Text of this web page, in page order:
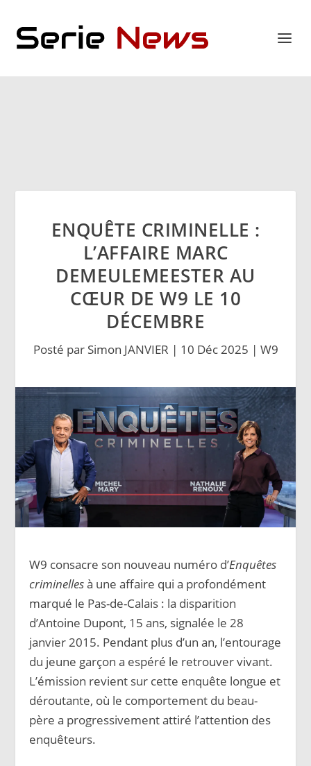
ENQUÊTE CRIMINELLE :
L’AFFAIRE MARC
DEMEULEMEESTER AU
CŒUR DE W9 LE 10
DÉCEMBRE
Posté par Simon JANVIER | 10 Déc 2025 | W9
W9 consacre son nouveau numéro d’Enquêtes
criminellesà une affaire qui a profondément
marqué le Pas-de-Calais : la disparition
d’Antoine Dupont, 15 ans, signalée le 28
janvier 2015. Pendant plus d’un an, l’entourage
du jeune garçon a espéré le retrouver vivant.
L’émission revient sur cette enquête longue et
déroutante, où le comportement du beau-
père a progressivement attiré l’attention des
enquêteurs.